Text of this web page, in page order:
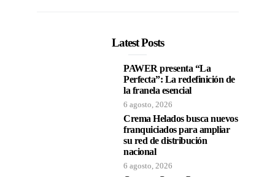
Latest Posts
PAWER presenta “La
Perfecta”: La redefinición de
la franela esencial
6 agosto, 2026
Crema Helados busca nuevos
franquiciados para ampliar
su red de distribución
nacional
6 agosto, 2026